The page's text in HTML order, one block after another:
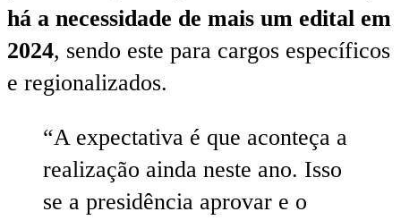
há a necessidade de mais um edital em
2024, sendo este para cargos específicos
e regionalizados.
“A expectativa é que aconteça a
realização ainda neste ano. Isso
se a presidência aprovar e o